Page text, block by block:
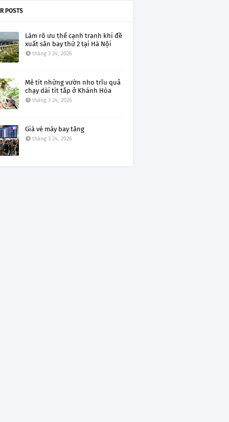
POSTS
Làm rõ ưu thế cạnh tranh khi đề
xuất sân bay thứ 2 tại Hà Nội
tháng 3 24, 2026
Mê tít những vườn nho trĩu quả
chạy dài tít tắp ở Khánh Hòa
tháng 3 24, 2026
Giá vé máy bay tăng
tháng 3 24, 2026